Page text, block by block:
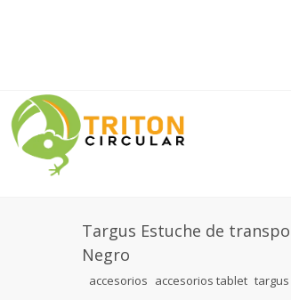
Targus Estuche de
Negro
accesorios accesorios tablet